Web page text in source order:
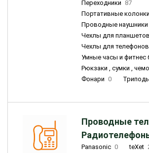
Переходники 87
Портативные колонки
Проводные наушники
Чехлы для планшетов
Чехлы для телефонов
Умные часы и фитнес
Рюкзаки , сумки ,
Фонари 0
Проводные
Panasonic 0 teXet